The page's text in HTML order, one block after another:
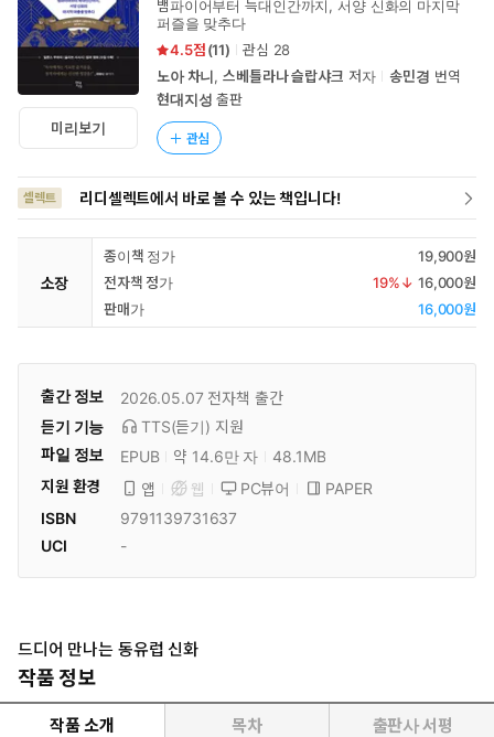
미리보기
뱀파이어부터 늑대인간까지, 서양 신화의 마지막
퍼즐을 맞추다
4.5
(11) 관심 28
노아 차니,스베틀라나 슬랍샤크 저자 송민경 번역
현대지성 출판
관심
셀렉트 리디셀렉트에서 바로 볼 수 있는 책입니다!
소장
종이책 정가
19,900원
전자책 정가
19%↓ 16,000원
판매가
16,000원
출간 정보 2026.05.07 전자책 출간
듣기 기능
TTS(듣기) 지원
파일 정보
EPUB 약 14.6만 자
48.1MB
지원 환경
앱 웹 PC뷰어
PAPER
ISBN
9791139731637
UCI
-
드디어 만나는 동유럽 신화
작품 정보
작품 소개 목차 출판사 서평